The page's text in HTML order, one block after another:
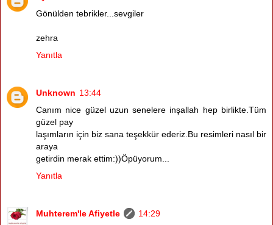
Gönülden tebrikler...sevgiler
zehra
Yanıtla
Unknown 13:44
Canım nice güzel uzun senelere inşallah hep birlikte.Tüm
güzel pay
laşımların için biz sana teşekkür ederiz.Bu resimleri nasıl bir
araya
getirdin merak ettim:))Öpüyorum...
Yanıtla
Muhterem'le Afiyetle
14:29